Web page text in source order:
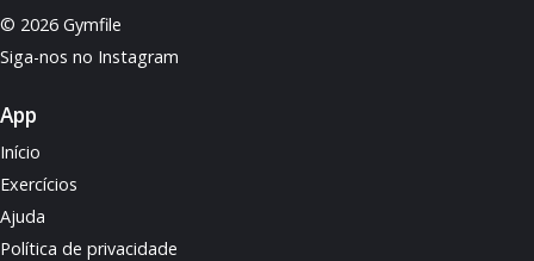
© 2026 Gymfile
Siga-nos no Instagram
App
Início
Exercícios
Ajuda
Política de privacidade